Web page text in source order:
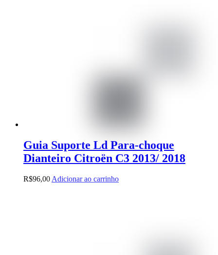
Guia Suporte Ld Para-choque
Dianteiro Citroën C3 2013/ 2018
R$96,00 Adicionar ao carrinho